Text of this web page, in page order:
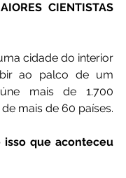
CIENTISTAS
cidade do interior
ao palco de um
mais de 1.700
mais de 60 países.
isso que aconteceu